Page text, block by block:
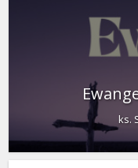
ks.